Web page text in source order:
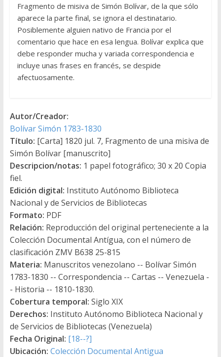
Fragmento de misiva de Simón Bolívar, de la que sólo
aparece la parte final, se ignora el destinatario.
Posiblemente alguien nativo de Francia por el
comentario que hace en esa lengua. Bolívar explica que
debe responder mucha y variada correspondencia e
incluye unas frases en francés, se despide
afectuosamente.
Autor/Creador:
Bolívar Simón 1783-1830
Título: [Carta] 1820 jul. 7, Fragmento de una misiva de
Simón Bolívar [manuscrito]
Descripcion/notas: 1 papel fotográfico; 30 x 20 Copia
fiel.
Edición digital: Instituto Autónomo Biblioteca
Nacional y de Servicios de Bibliotecas
Formato: PDF
Relación: Reproducción del original perteneciente a la
Colección Documental Antígua, con el número de
clasificación ZMV B638 25-815
Materia: Manuscritos venezolano -- Bolívar Simón
1783-1830 -- Correspondencia -- Cartas -- Venezuela -
- Historia -- 1810-1830.
Cobertura temporal: Siglo XIX
Derechos: Instituto Autónomo Biblioteca Nacional y
de Servicios de Bibliotecas (Venezuela)
Fecha Original: [18--?]
Ubicación: Colección Documental Antigua